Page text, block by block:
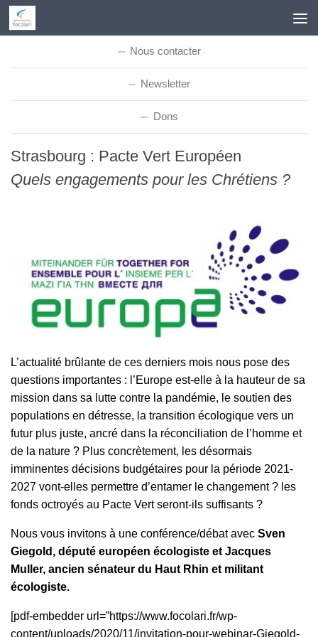
Skip to content
Nous contacter
Newsletter
Dons
Strasbourg : Pacte Vert Européen
Quels engagements pour les Chrétiens ?
L’actualité brûlante de ces derniers mois nous pose des
questions importantes : l’Europe est-elle à la hauteur de sa
mission dans sa lutte contre la pandémie, le soutien des
populations en détresse, la transition écologique vers un
futur plus juste, ancré dans la réconciliation de l’homme et
de la nature ? Plus concrètement, les désormais
imminentes décisions budgétaires pour la période 2021-
2027 vont-elles permettre d’entamer le changement ? les
fonds octroyés au Pacte Vert seront-ils suffisants ?
Nous vous invitons à une conférence/débat avec Sven
Giegold, député européen écologiste et Jacques
Muller, ancien sénateur du Haut Rhin et militant
écologiste.
[pdf-embedder url=”https://www.focolari.fr/wp-
content/uploads/2020/11/invitation-pour-webinar-Giegold-